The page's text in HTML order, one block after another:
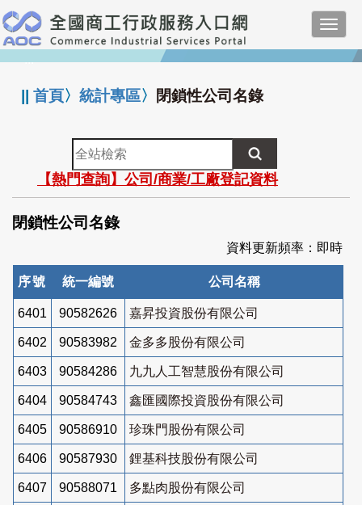
跳
到
主
要
:::
||首頁〉統計專區〉 閉鎖性公司名錄
全
站
檢
索
【熱門查詢】公司/商業/工廠登記資料
閉鎖性公司名錄
資料更新頻率：即時
序號 統一編號 公司名稱
6401 90582626 嘉昇投資股份有限公司
6402 90583982 金多多股份有限公司
6403 90584286 九九人工智慧股份有限公司
6404 90584743 鑫匯國際投資股份有限公司
6405 90586910 珍珠門股份有限公司
6406 90587930 鋰基科技股份有限公司
6407 90588071 多點肉股份有限公司